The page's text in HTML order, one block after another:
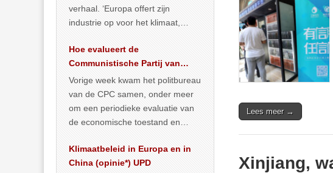
Lees meer →
Xinjiang,
verhaal. ‘Europa offert zijn
industrie op voor het klimaat,
vergroening… >> lees meer
Hoe evalueert de
Communistische Partij van
China de economische
situatie?
Vorige week kwam het politbureau
van de CPC samen, onder meer
om een periodieke evaluatie van
de economische toestand en
publiceerden… >> lees meer
Klimaatbeleid in Europa en in
China (opinie*) UPD